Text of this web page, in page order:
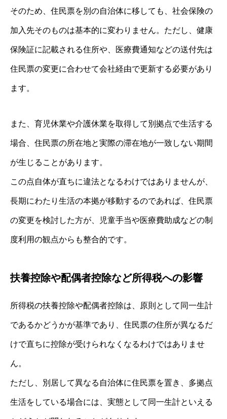
そのため、住民票を別の自治体に移しても、社会保険の
加入先そのものは基本的に変わりません。ただし、健康
保険証に記載される住所や、医療費通知などの送付先は
住民票の変更に合わせて会社経由で更新する必要があり
ます。
また、育児休業や介護休業を取得して別拠点で生活する
場合、住民票の所在地と実際の滞在地が一致しない期間
が生じることがあります。
この点自体が直ちに違法となるわけではありませんが、
長期にわたり生活の本拠が移動するのであれば、住民票
の変更を検討した方が、児童手当や医療費助成などの制
度利用の観点からも整合的です。
扶養控除や配偶者控除など所得税への影響
所得税の扶養控除や配偶者控除は、原則として同一生計
であるかどうかが基準であり、住民票の住所が異なるだ
けで直ちに控除が受けられなくなるわけではありませ
ん。
ただし、別居して異なる自治体に住民票を置き、多拠点
生活をしている場合には、実態として同一生計といえる